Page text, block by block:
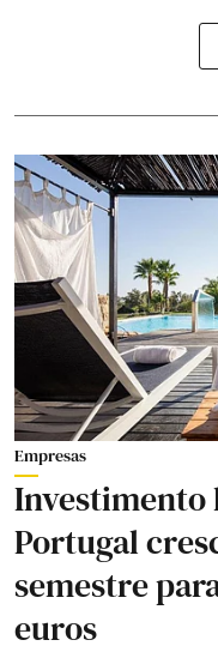
Empresas
Portugal
semestre
euros